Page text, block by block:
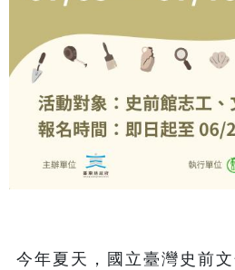
今年夏天，國立臺灣史前